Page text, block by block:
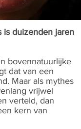
is duizenden jaren
bovennatuurlijke
dat van een
Maar als mythes
vrijwel
verteld, dan
kern van